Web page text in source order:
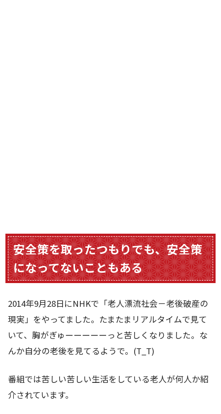
安全策を取ったつもりでも、安全策
になってないこともある
2014年9月28日にNHKで「老人漂流社会－老後破産の
現実」をやってました。たまたまリアルタイムで見て
いて、胸がぎゅーーーーーっと苦しくなりました。な
んか自分の老後を見てるようで。(T_T)
番組では苦しい苦しい生活をしている老人が何人か紹
介されています。